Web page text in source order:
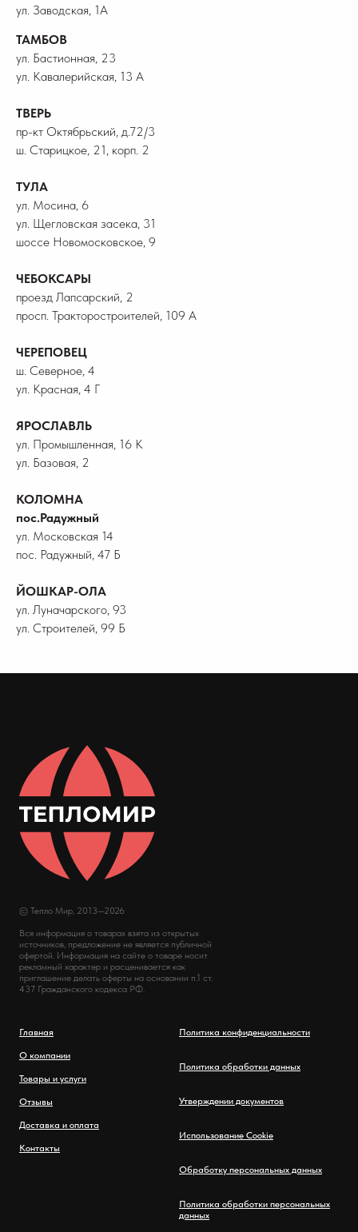
ул. Заводская, 1А
ТАМБОВ
ул. Бастионная, 23
ул. Кавалерийская, 13 А
ТВЕРЬ
пр-кт Октябрьский, д.72/3
ш. Старицкое, 21, корп. 2
ТУЛА
ул. Мосина, 6
ул. Щегловская засека, 31
шоссе Новомосковское, 9
ЧЕБОКСАРЫ
проезд Лапсарский, 2
просп. Тракторостроителей, 109 А
ЧЕРЕПОВЕЦ
ш. Северное, 4
ул. Красная, 4 Г
ЯРОСЛАВЛЬ
ул. Промышленная, 16 К
ул. Базовая, 2
КОЛОМНА
пос.Радужный
ул. Московская 14
пос. Радужный, 47 Б
ЙОШКАР-ОЛА
ул. Луначарского, 93
ул. Строителей, 99 Б
© Тепло Мир, 2013—2026
Вся информация о товарах взята из открытых
источников, предложение не является публичной
офертой. Информация на сайте о товаре носит
рекламный характер и расценивается как
приглашение делать оферты на основании п.1 ст.
437 Гражданского кодекса РФ.
Главная
О компании
Товары и услуги
Отзывы
Доставка и оплата
Контакты
Политика конфиденциальности
Политика обработки данных
Утверждении документов
Использование Cookie
Обработку персональных данных
Политика обработки персональных
данных